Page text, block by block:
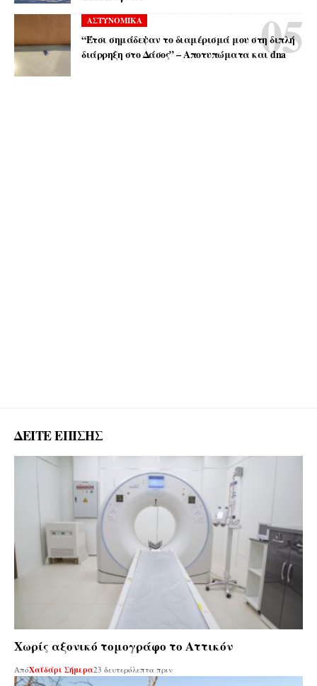
ΑΣΤΥΝΟΜΙΚΑ
“Έτσι σημάδεψαν το διαμέρισμά μου στη διπλή
διάρρηξη στο Δάσος” – Αποτυπώματα και dna
ΔΕΙΤΕ ΕΠΙΣΗΣ
Χωρίς αξονικό τομογράφο το Αττικόν
ΑπόΧαϊδάρι Σήμερα23 δευτερόλεπτα πριν